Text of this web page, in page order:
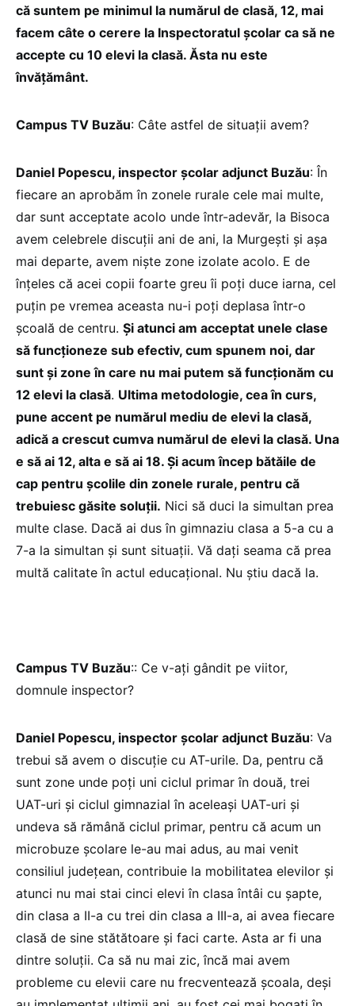
că suntem pe minimul la numărul de clasă, 12, mai
facem câte o cerere la Inspectoratul școlar ca să ne
accepte cu 10 elevi la clasă. Ăsta nu este
învățământ.
Campus TV Buzău: Câte astfel de situații avem?
Daniel Popescu, inspector școlar adjunct Buzău: În
fiecare an aprobăm în zonele rurale cele mai multe,
dar sunt acceptate acolo unde într-adevăr, la Bisoca
avem celebrele discuții ani de ani, la Murgești și așa
mai departe, avem niște zone izolate acolo. E de
înțeles că acei copii foarte greu îi poți duce iarna, cel
puțin pe vremea aceasta nu-i poți deplasa într-o
școală de centru. Și atunci am acceptat unele clase
să funcționeze sub efectiv, cum spunem noi, dar
sunt și zone în care nu mai putem să funcționăm cu
12 elevi la clasă. Ultima metodologie, cea în curs,
pune accent pe numărul mediu de elevi la clasă,
adică a crescut cumva numărul de elevi la clasă. Una
e să ai 12, alta e să ai 18. Și acum încep bătăile de
cap pentru școlile din zonele rurale, pentru că
trebuiesc găsite soluții. Nici să duci la simultan prea
multe clase. Dacă ai dus în gimnaziu clasa a 5-a cu a
7-a la simultan și sunt situații. Vă dați seama că prea
multă calitate în actul educațional. Nu știu dacă la.
Campus TV Buzău:: Ce v-ați gândit pe viitor,
domnule inspector?
Daniel Popescu, inspector școlar adjunct Buzău: Va
trebui să avem o discuție cu AT-urile. Da, pentru că
sunt zone unde poți uni ciclul primar în două, trei
UAT-uri și ciclul gimnazial în aceleași UAT-uri și
undeva să rămână ciclul primar, pentru că acum un
microbuze școlare le-au mai adus, au mai venit
consiliul județean, contribuie la mobilitatea elevilor și
atunci nu mai stai cinci elevi în clasa întâi cu șapte,
din clasa a II-a cu trei din clasa a III-a, ai avea fiecare
clasă de sine stătătoare și faci carte. Asta ar fi una
dintre soluții. Ca să nu mai zic, încă mai avem
probleme cu elevii care nu frecventează școala, deși